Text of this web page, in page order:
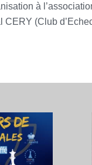
à
(Club